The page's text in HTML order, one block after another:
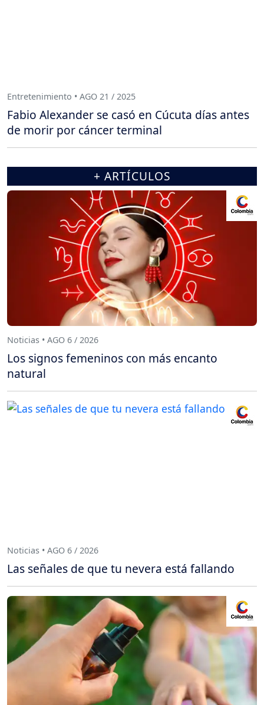
Entretenimiento • AGO 21 / 2025
Fabio Alexander se casó en Cúcuta días antes
de morir por cáncer terminal
+ ARTÍCULOS
Noticias • AGO 6 / 2026
Los signos femeninos con más encanto
natural
Noticias • AGO 6 / 2026
Las señales de que tu nevera está fallando